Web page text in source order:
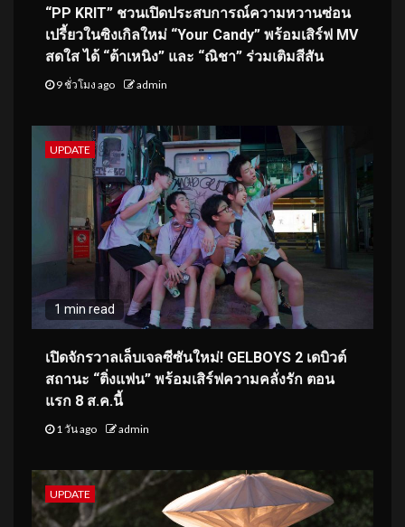
“PP KRIT” ชวนเปิดประสบการณ์ความหวานซ่อน
เปรี้ยวในซิงเกิลใหม่ “Your Candy” พร้อมเสิร์ฟ MV
สดใส ได้ “ต้าเหนิง” และ “ณิชา” ร่วมเติมสีสัน
9 ชั่วโมง ago admin
UPDATE
1 min read
เปิดจักรวาลเล็บเจลซีซันใหม่! GELBOYS 2 เดบิวต์
สถานะ “ติ่งแฟน” พร้อมเสิร์ฟความคลั่งรัก ตอน
แรก 8 ส.ค.นี้
1 วัน ago admin
UPDATE